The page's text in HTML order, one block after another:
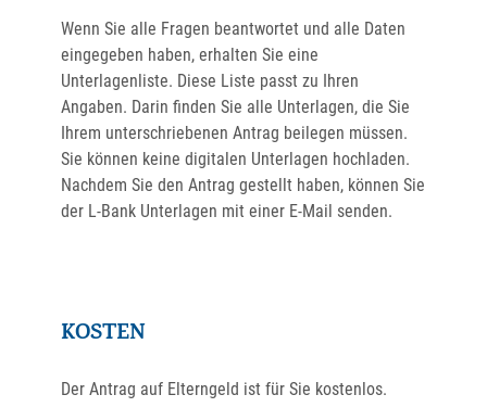
Wenn Sie alle Fragen beantwortet und alle Daten
eingegeben haben, erhalten Sie eine
Unterlagenliste. Diese Liste passt zu Ihren
Angaben. Darin finden Sie alle Unterlagen, die Sie
Ihrem unterschriebenen Antrag beilegen müssen.
Sie können keine digitalen Unterlagen hochladen.
Nachdem Sie den Antrag gestellt haben, können Sie
der L-Bank Unterlagen mit einer E-Mail senden.
KOSTEN
Der Antrag auf Elterngeld ist für Sie kostenlos.